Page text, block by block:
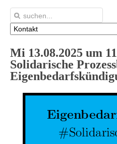
Mi 13.08.2025 um
Solidarische